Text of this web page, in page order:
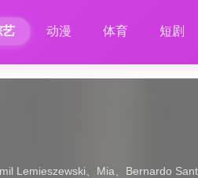
艺 动漫 体育 短剧
Lemieszewski Mia
Bernardo